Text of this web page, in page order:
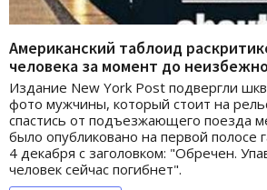
Американский таблоид
человека за момент до
Издание New York Post подвергли
фото мужчины, который стоит на
спастись от подъезжающего поезда
было опубликовано на первой полосе
4 декабря с заголовком: "Обречен.
человек сейчас погибнет".